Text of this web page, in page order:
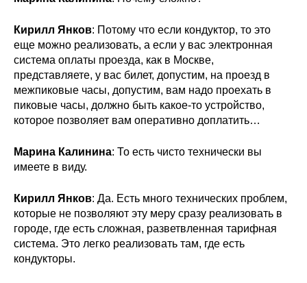
Кирилл Янков: Потому что если кондуктор, то это
еще можно реализовать, а если у вас электронная
система оплаты проезда, как в Москве,
представляете, у вас билет, допустим, на проезд в
межпиковые часы, допустим, вам надо проехать в
пиковые часы, должно быть какое-то устройство,
которое позволяет вам оперативно доплатить…
Марина Калинина: То есть чисто технически вы
имеете в виду.
Кирилл Янков: Да. Есть много технических проблем,
которые не позволяют эту меру сразу реализовать в
городе, где есть сложная, разветвленная тарифная
система. Это легко реализовать там, где есть
кондукторы.